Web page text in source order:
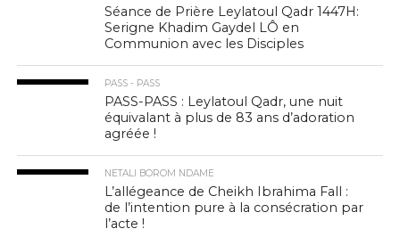
Séance de Prière Leylatoul Qadr 1447H:
Serigne Khadim Gaydel LÔ en
Communion avec les Disciples
PASS - PASS
PASS-PASS : Leylatoul Qadr, une nuit
équivalant à plus de 83 ans d’adoration
agréée !
NETALI BOROM NDAME
L’allégeance de Cheikh Ibrahima Fall :
de l’intention pure à la consécration par
l’acte !